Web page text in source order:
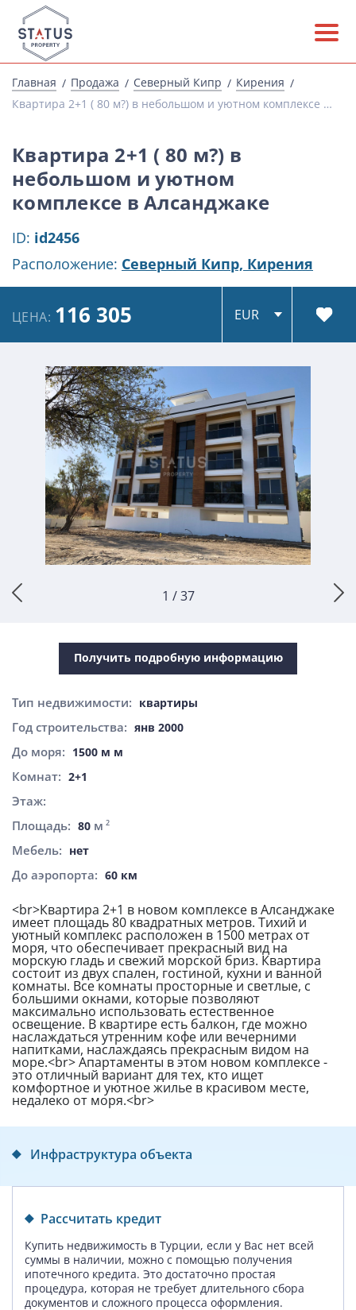
Главная Продажа Северный Кипр
Кирения
Квартира 2+1 ( 80 м?) в небольшом и уютном комплексе в Алсанджаке
Квартира 2+1 ( 80 м?) в
небольшом и уютном
комплексе в Алсанджаке
ID: id2456
Расположение: Северный Кипр, Кирения
ЦЕНА: 116 305
1 / 37
Получить подробную информацию
Тип недвижимости: квартиры
Год строительства: янв 2000
До моря: 1500 м м
Комнат: 2+1
Этаж:
Площадь: 80 м 2
Мебель: нет
До аэропорта: 60 км
<br>Квартира 2+1 в новом комплексе в Алсанджаке
имеет площадь 80 квадратных метров. Тихий и
уютный комплекс расположен в 1500 метрах от
моря, что обеспечивает прекрасный вид на
морскую гладь и свежий морской бриз. Квартира
состоит из двух спален, гостиной, кухни и ванной
комнаты. Все комнаты просторные и светлые, с
большими окнами, которые позволяют
максимально использовать естественное
освещение. В квартире есть балкон, где можно
наслаждаться утренним кофе или вечерними
напитками, наслаждаясь прекрасным видом на
море.<br> Апартаменты в этом новом комплексе -
это отличный вариант для тех, кто ищет
комфортное и уютное жилье в красивом месте,
недалеко от моря.<br>
Инфраструктура объекта
Рассчитать кредит
Купить недвижимость в Турции, если у Вас нет всей
суммы в наличии, можно с помощью получения
ипотечного кредита. Это достаточно простая
процедура, которая не требует длительного сбора
документов и сложного процесса оформления.